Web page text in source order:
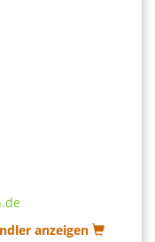
anzeigen